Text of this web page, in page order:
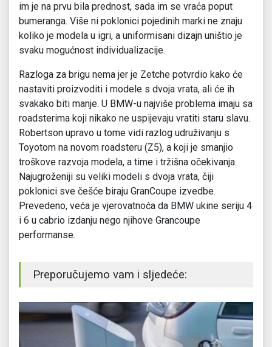
im je na prvu bila prednost, sada im se vraća poput
bumeranga. Više ni poklonici pojedinih marki ne znaju
koliko je modela u igri, a uniformisani dizajn uništio je
svaku mogućnost individualizacije.
Razloga za brigu nema jer je Zetche potvrdio kako će
nastaviti proizvoditi i modele s dvoja vrata, ali će ih
svakako biti manje. U BMW-u najviše problema imaju sa
roadsterima koji nikako ne uspijevaju vratiti staru slavu.
Robertson upravo u tome vidi razlog udruživanju s
Toyotom na novom roadsteru (Z5), a koji je smanjio
troškove razvoja modela, a time i tržišna očekivanja.
Najugroženiji su veliki modeli s dvoja vrata, čiji
poklonici sve češće biraju GranCoupe izvedbe.
Prevedeno, veća je vjerovatnoća da BMW ukine seriju 4
i 6 u cabrio izdanju nego njihove Grancoupe
performanse.
Preporučujemo vam i sljedeće: